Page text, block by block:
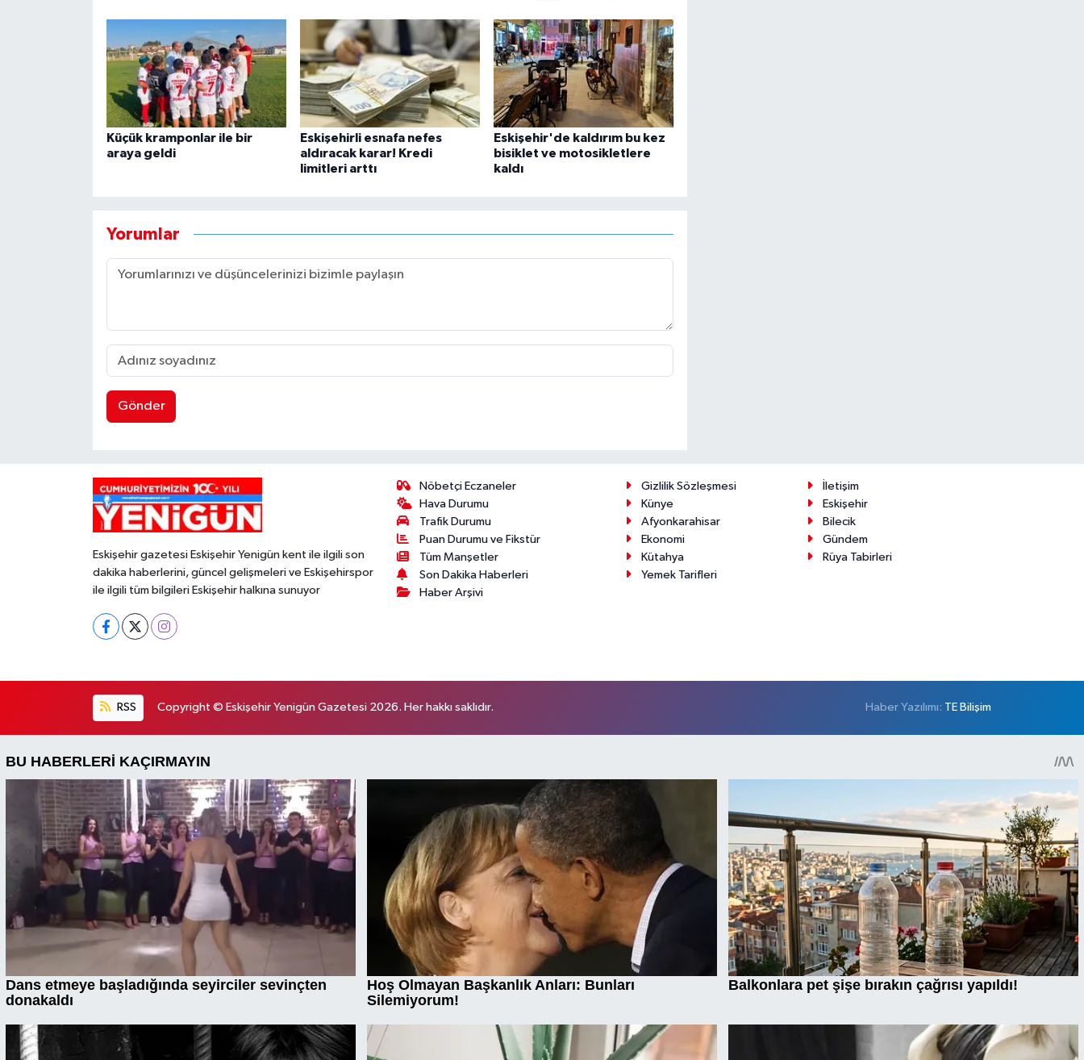
Küçük kramponlar ile bir
araya geldi
Eskişehirli esnafa nefes
aldıracak karar! Kredi
limitleri arttı
Eskişehir'de kaldırım bu kez
bisiklet ve motosikletlere
kaldı
Yorumlar
Gönder
Eskişehir gazetesi Eskişehir Yenigün kent ile ilgili son
dakika haberlerini, güncel gelişmeleri ve Eskişehirspor
ile ilgili tüm bilgileri Eskişehir halkına sunuyor
Nöbetçi Eczaneler
Hava Durumu
Trafik Durumu
Puan Durumu ve Fikstür
Tüm Manşetler
Son Dakika Haberleri
Haber Arşivi
Gizlilik Sözleşmesi
İletişim
Künye
Eskişehir
Afyonkarahisar
Bilecik
Ekonomi
Gündem
Kütahya
Rüya Tabirleri
Yemek Tarifleri
RSS Copyright © Eskişehir Yenigün Gazetesi 2026. Her hakkı saklıdır. Haber Yazılımı: TE Bilişim